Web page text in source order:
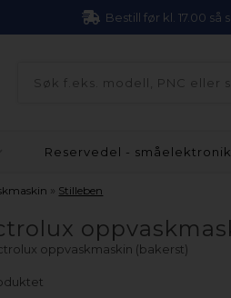
Bestill før kl. 17.00 så
Reservedel -
» Stilleben
oppvaskmaskin (bakerst)